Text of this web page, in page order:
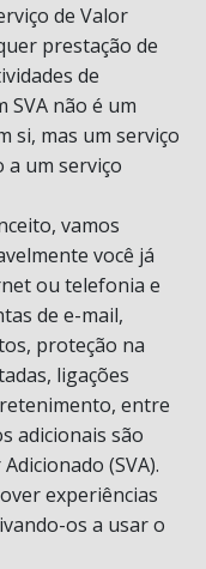
de Valor
prestação de
de
SVA não é um
si, mas um serviço
a um serviço
vamos
você já
ou telefonia e
de e-mail,
proteção na
ligações
entre
adicionais são
(SVA).
experiências
os a usar o